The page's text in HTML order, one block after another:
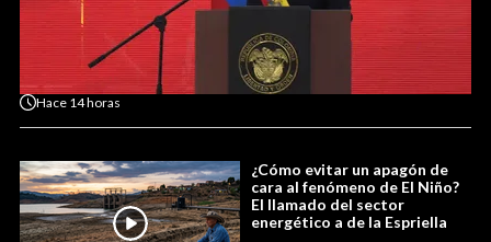
Hace 14 horas
¿Cómo evitar un apagón de
cara al fenómeno de El Niño?
El llamado del sector
energético a de la Espriella